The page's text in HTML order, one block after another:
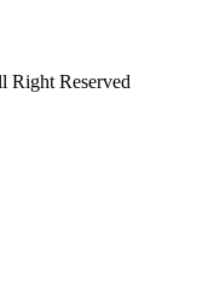
Right Reserved